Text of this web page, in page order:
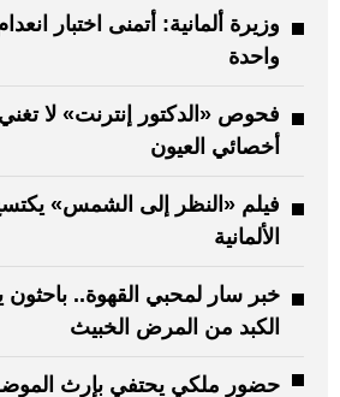
وزيرة ألمانية: أتمنى اختبار
واحدة
فحوص «الدكتور إنترنت» لا
أخصائي العيون
فيلم «النظر إلى الشمس»
الألمانية
خبر سار لمحبي القهوة.. باحثون
الكبد من المرض الخبيث
حضور ملكي يحتفي بإرث الموضة